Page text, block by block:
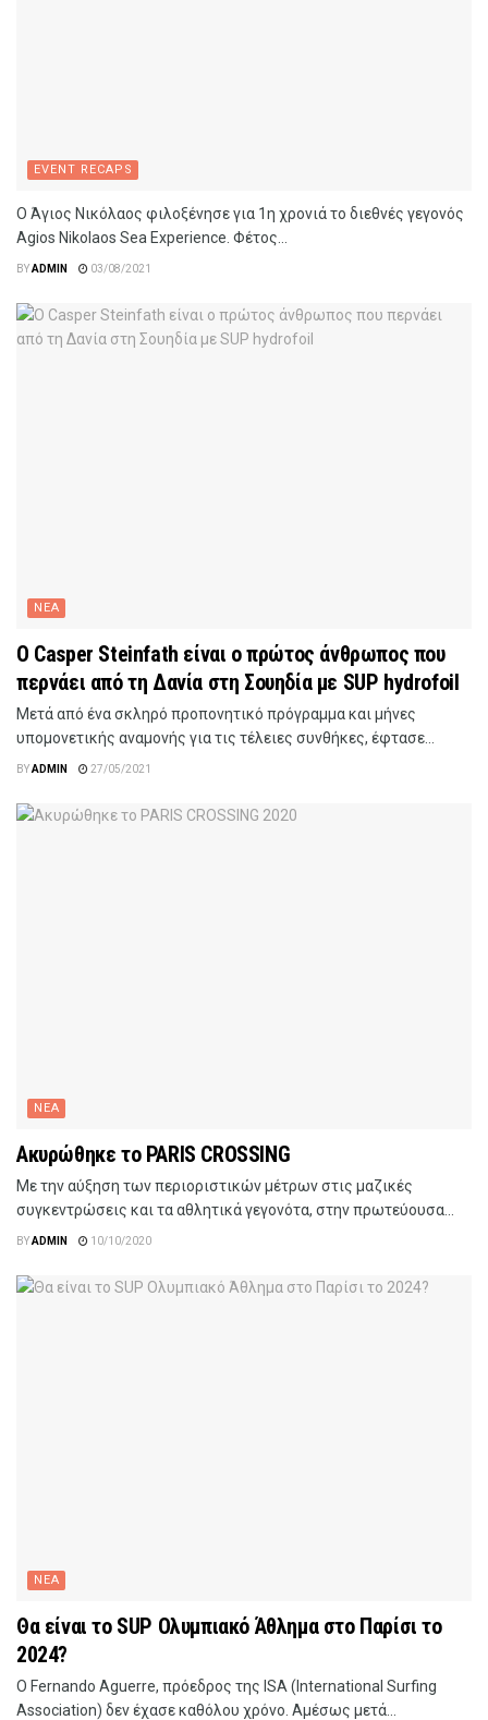
EVENT RECAPS
Ο Άγιος Νικόλαος φιλοξένησε για 1η χρονιά το διεθνές γεγονός
Agios Nikolaos Sea Experience. Φέτος...
BYADMIN 03/08/2021
ΝΕΑ
Ο Casper Steinfath είναι ο πρώτος άνθρωπος που
περνάει από τη Δανία στη Σουηδία με SUP hydrofoil
Μετά από ένα σκληρό προπονητικό πρόγραμμα και μήνες
υπομονετικής αναμονής για τις τέλειες συνθήκες, έφτασε...
BYADMIN 27/05/2021
ΝΕΑ
Ακυρώθηκε το PARIS CROSSING
Με την αύξηση των περιοριστικών μέτρων στις μαζικές
συγκεντρώσεις και τα αθλητικά γεγονότα, στην πρωτεύουσα...
BYADMIN 10/10/2020
ΝΕΑ
Θα είναι το SUP Ολυμπιακό Άθλημα στο Παρίσι το
2024?
Ο Fernando Aguerre, πρόεδρος της ISA (International Surfing
Association) δεν έχασε καθόλου χρόνο. Αμέσως μετά...